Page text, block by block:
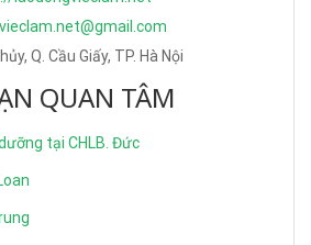
Q. Cầu Giấy, TP. Hà Nội
QUAN TÂM
tại CHLB. Đức